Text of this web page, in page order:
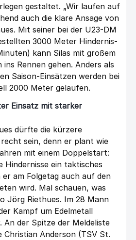
gestaltet. „Wir laufen auf
auch die klare Ansage von
Mit seiner bei der U23-DM
3000 Meter Hindernis-
kann Silas mit großem
Rennen gehen. Anders als
Saison-Einsätzen werden bei
2000 Meter gelaufen.
Einsatz mit starker
dürfte die kürzere
sein, denn er plant wie
mit einem Doppelstart:
Hindernisse ein taktisches
er am Folgetag auch auf den
wird. Mal schauen, was
Jörg Riethues. Im 28 Mann
Kampf um Edelmetall
An der Spitze der Meldeliste
Christian Anderson (TSV St.